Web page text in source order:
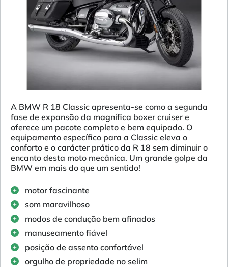
A BMW R 18 Classic apresenta-se como a segunda
fase de expansão da magnífica boxer cruiser e
oferece um pacote completo e bem equipado. O
equipamento específico para a Classic eleva o
conforto e o carácter prático da R 18 sem diminuir o
encanto desta moto mecânica. Um grande golpe da
BMW em mais do que um sentido!
motor fascinante
som maravilhoso
modos de condução bem afinados
manuseamento fiável
posição de assento confortável
orgulho de propriedade no selim